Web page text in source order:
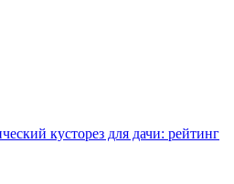
кусторез для дачи: рейтинг